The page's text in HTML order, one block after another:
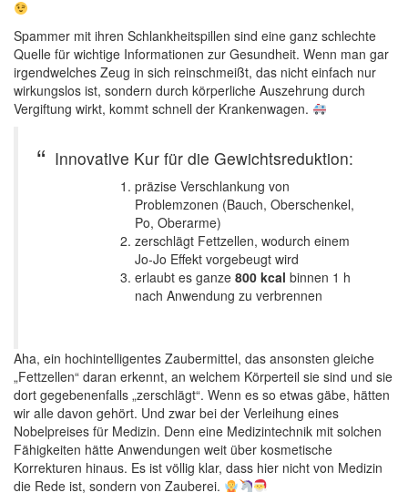
Spammer mit ihren Schlankheitspillen sind eine ganz schlechte
Quelle für wichtige Informationen zur Gesundheit. Wenn man gar
irgendwelches Zeug in sich reinschmeißt, das nicht einfach nur
wirkungslos ist, sondern durch körperliche Auszehrung durch
Vergiftung wirkt, kommt schnell der Krankenwagen.
Innovative Kur für die Gewichtsreduktion:
präzise Verschlankung von
Problemzonen (Bauch, Oberschenkel,
Po, Oberarme)
zerschlägt Fettzellen, wodurch einem
Jo-Jo Effekt vorgebeugt wird
erlaubt es ganze 800 kcal binnen 1 h
nach Anwendung zu verbrennen
Aha, ein hochintelligentes Zaubermittel, das ansonsten gleiche
„Fettzellen“ daran erkennt, an welchem Körperteil sie sind und sie
dort gegebenenfalls „zerschlägt“. Wenn es so etwas gäbe, hätten
wir alle davon gehört. Und zwar bei der Verleihung eines
Nobelpreises für Medizin. Denn eine Medizintechnik mit solchen
Fähigkeiten hätte Anwendungen weit über kosmetische
Korrekturen hinaus. Es ist völlig klar, dass hier nicht von Medizin
die Rede ist, sondern von Zauberei.